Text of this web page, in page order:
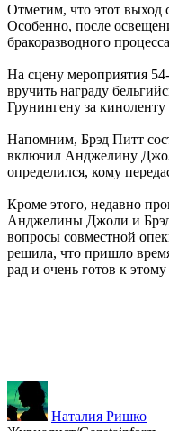
Отметим, что этот выход
Особенно, после
бракоразводного
На сцену мероприятия
вручить награду
Грунингену за
Напомним, Брэд Питт
включил Анджелину
определился, кому
Кроме этого, недавно
Анджелины Джоли и
вопросы совместной
решила, что пришло
рад и очень готов к
Наталия Ришко